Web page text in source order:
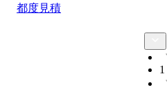
都度見積
1